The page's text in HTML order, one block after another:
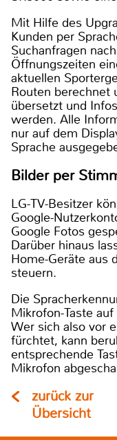
Mit Hilfe des
Kunden per
Suchanfragen
Öffnungszeiten
aktuellen
Routen berechnet
übersetzt und
werden. Alle
nur auf dem
Sprache
Bilder per
LG-TV-Besitzer
Google-
Google Fotos
Darüber hinaus
Home-Geräte aus
steuern.
Die
Mikrofon-Taste
Wer sich also vor
fürchtet, kann
entsprechende
Mikrofon
zurück zur
Übersicht